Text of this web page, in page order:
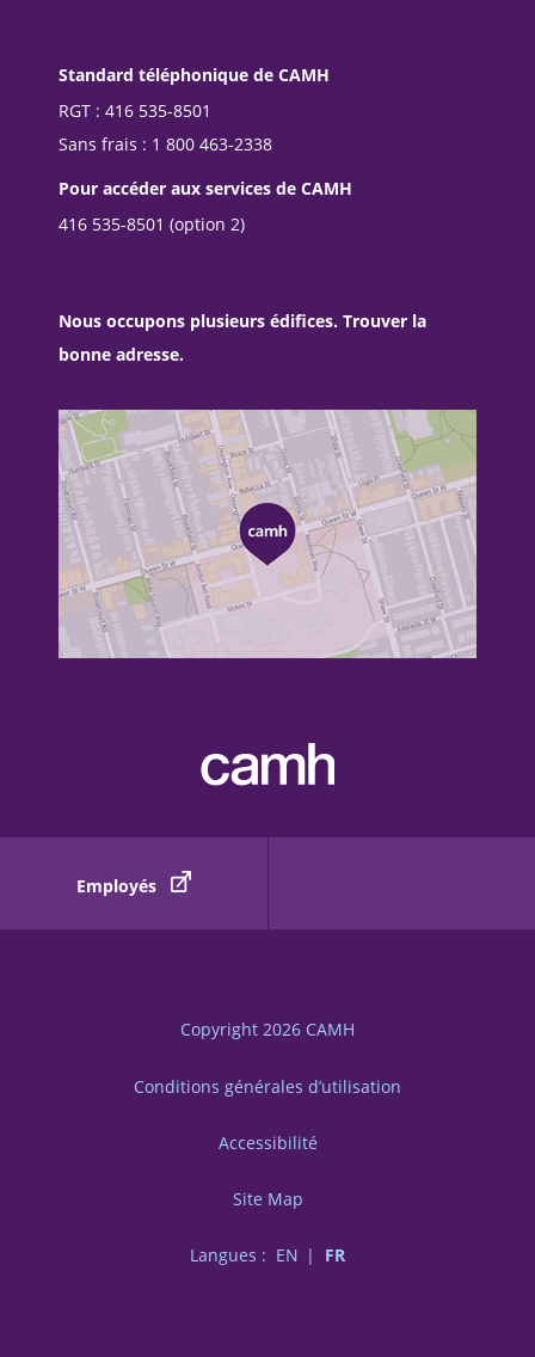
Standard téléphonique de CAMH
RGT : 416 535-8501
Sans frais : 1 800 463-2338
Pour accéder aux services de CAMH
416 535-8501 (option 2)
Nous occupons plusieurs édifices. Trouver la
bonne adresse.
Employés
Copyright 2026 CAMH
Conditions générales d’utilisation
Accessibilité
Site Map
Langues : EN FR